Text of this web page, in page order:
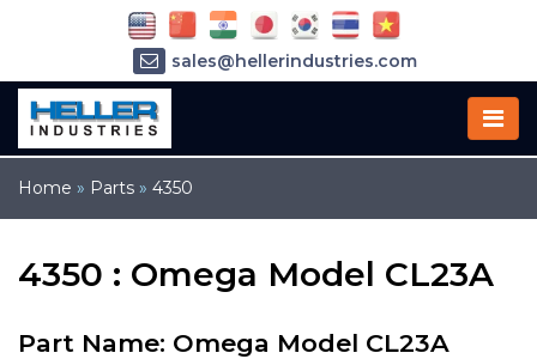
Home » Parts » 4350
4350 : Omega Model CL23A
Part Name: Omega Model CL23A
sales@hellerindustries.com
service@hellerindustries.com